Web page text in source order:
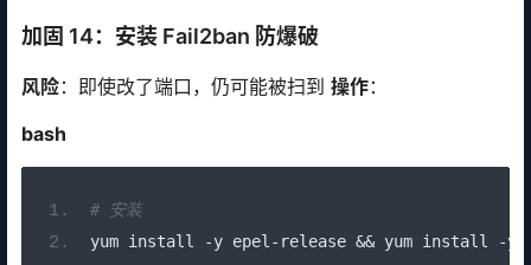
加固 14：安装 Fail2ban 防爆破
风险：即使改了端口，仍可能被扫到 操作：
bash
# 安装
yum install
-y epel - release && yum install -y